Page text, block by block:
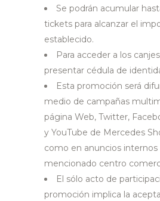
Se podrán acumular
tickets para alcanzar el
establecido.
Para acceder a los
presentar cédula de
Esta promoción será
medio de campañas
página Web, Twitter,
y YouTube de Mercedes
como en anuncios internos
mencionado centro
El sólo acto de
promoción implica la